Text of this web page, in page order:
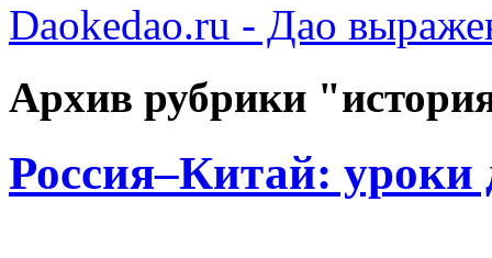
Daokedao.ru - Дао
Архив рубрики
Россия–Китай: уроки